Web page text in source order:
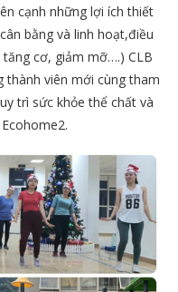
cạnh những lợi ích thiết
bằng và linh hoạt,điều
cơ, giảm mỡ….) CLB
thành viên mới cùng tham
trì sức khỏe thể chất và